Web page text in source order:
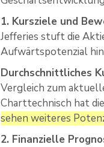
1. Kursziele und
Jefferies stuft die
Aufwärtspotenzial
Durchschnittliches
Vergleich zum
Charttechnisch hat
sehen weiteres
2. Finanzielle